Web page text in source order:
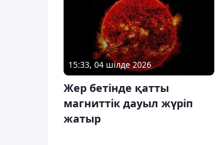
15:33, 04 шілде 2026
Жер бетінде қатты
магниттік дауыл жүріп
жатыр